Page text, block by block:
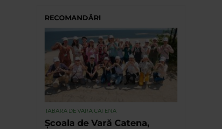
RECOMANDĂRI
TABARA DE VARA CATENA
Școala de Vară Catena,